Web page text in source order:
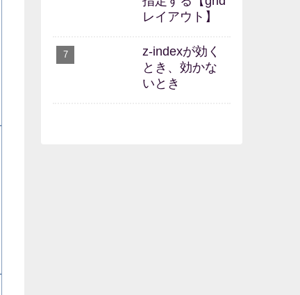
レイアウト】
z-indexが効く
とき、効かな
いとき